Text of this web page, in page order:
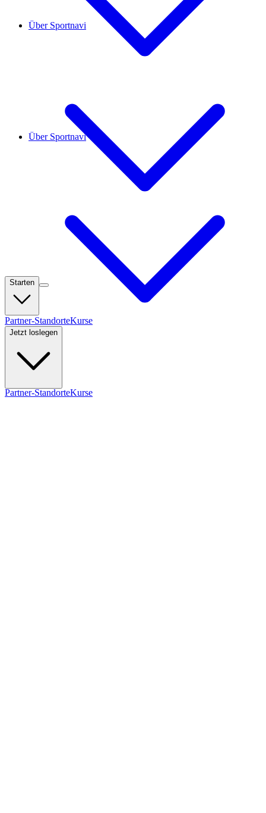
Über Sportnavi
Starten
Partner-StandorteKurse
Jetzt loslegen
Über Sportnavi
Partner-StandorteKurse